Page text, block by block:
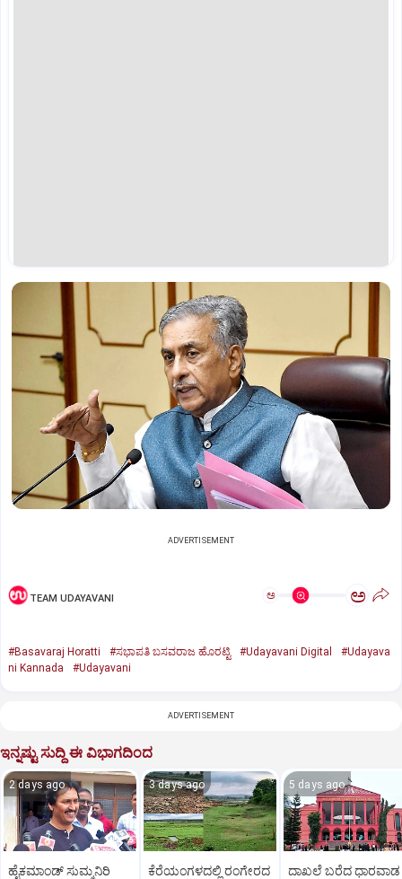
ADVERTISEMENT
TEAM UDAYAVANI ಅ ಅ
#Basavaraj Horatti #ಸಭಾಪತಿ ಬಸವರಾಜ ಹೊರಟ್ಟಿ #Udayavani Digital
#Udayava
ni Kannada
#Udayavani
ADVERTISEMENT
ಇನ್ನಷ್ಟು ಸುದ್ದಿ ಈ ವಿಭಾಗದಿಂದ
2 days ago
ಹೈಕಮಾಂಡ್ ಸುಮ್ಮನಿರಿ
3 days ago
ಕೆರೆಯಂಗಳದಲ್ಲಿ ರಂಗೇರದ
5 days ago
ದಾಖಲೆ ಬರೆದ ಧಾರವಾಡ